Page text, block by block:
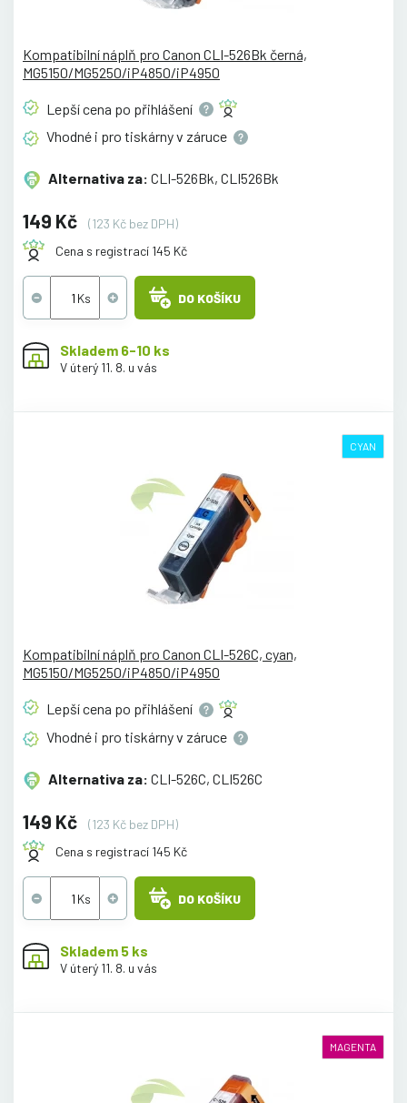
Kompatibilní náplň pro Canon CLI-526Bk černá,
MG5150/MG5250/iP4850/iP4950
Lepší cena po přihlášení
Vhodné i pro tiskárny v záruce
Alternativa za: CLI-526Bk, CLI526Bk
149 Kč
(123 Kč bez DPH)
Cena s registrací 145 Kč
DO KOŠÍKU
Skladem 6-10 ks
V úterý 11. 8. u vás
CYAN
Kompatibilní náplň pro Canon CLI-526C, cyan,
MG5150/MG5250/iP4850/iP4950
Lepší cena po přihlášení
Vhodné i pro tiskárny v záruce
Alternativa za: CLI-526C, CLI526C
149 Kč
(123 Kč bez DPH)
Cena s registrací 145 Kč
DO KOŠÍKU
Skladem 5 ks
V úterý 11. 8. u vás
MAGENTA